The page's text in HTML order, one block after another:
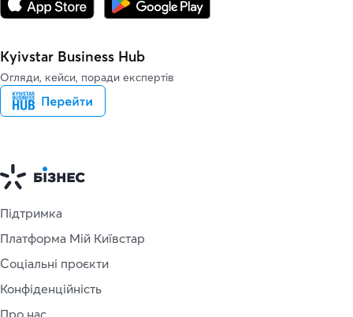
Kyivstar Business Hub
Огляди, кейси, поради експертів
Підтримка
Платформа Мій Київстар
Соціальні проєкти
Конфіденційність
Про нас